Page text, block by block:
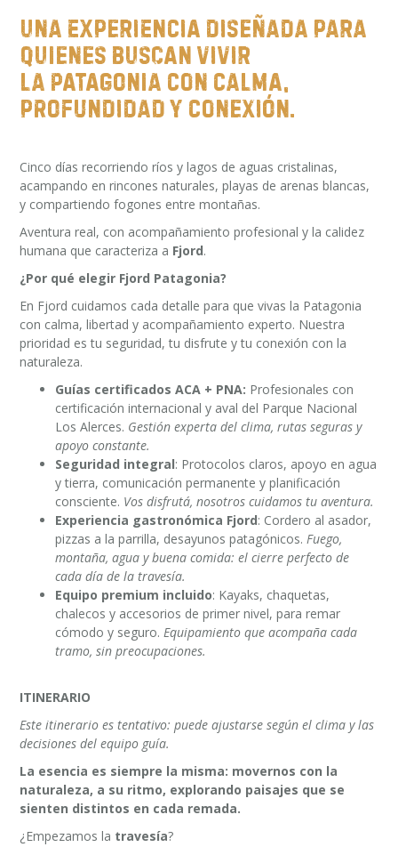
Una experiencia diseñada para
quienes buscan vivir
la Patagonia con calma,
profundidad y conexión.
Cinco días recorriendo ríos y lagos de aguas cristalinas,
acampando en rincones naturales, playas de arenas blancas,
y compartiendo fogones entre montañas.
Aventura real, con acompañamiento profesional y la calidez
humana que caracteriza a Fjord.
¿Por qué elegir Fjord Patagonia?
En Fjord cuidamos cada detalle para que vivas la Patagonia
con calma, libertad y acompañamiento experto. Nuestra
prioridad es tu seguridad, tu disfrute y tu conexión con la
naturaleza.
Guías certificados ACA + PNA: Profesionales con
certificación internacional y aval del Parque Nacional
Los Alerces. Gestión experta del clima, rutas seguras y
apoyo constante.
Seguridad integral: Protocolos claros, apoyo en agua
y tierra, comunicación permanente y planificación
consciente. Vos disfrutá, nosotros cuidamos tu aventura.
Experiencia gastronómica Fjord: Cordero al asador,
pizzas a la parrilla, desayunos patagónicos.Fuego,
montaña, agua y buena comida: el cierre perfecto de
cada día de la travesía.
Equipo premium incluido: Kayaks, chaquetas,
chalecos y accesorios de primer nivel, para remar
cómodo y seguro.Equipamiento que acompaña cada
tramo, sin preocupaciones.
ITINERARIO
Este itinerario es tentativo: puede ajustarse según el clima y las
decisiones del equipo guía.
La esencia es siempre la misma: movernos con la
naturaleza, a su ritmo, explorando paisajes que se
sienten distintos en cada remada.
¿Empezamos la travesía?